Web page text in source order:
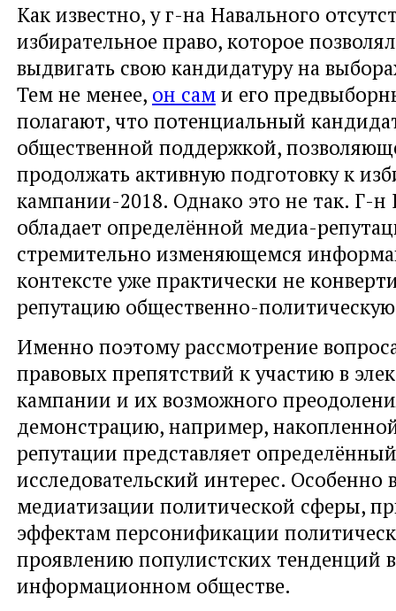
Как известно, у г-на Навального
избирательное право, которое
выдвигать свою кандидатуру на
Тем не менее, он сам и его
полагают, что потенциальный
общественной поддержкой,
продолжать активную подготовку к
кампании-2018. Однако это не так. Г-н
обладает определённой медиа-
стремительно изменяющемся
контексте уже практически не
репутацию общественно-
Именно поэтому рассмотрение
правовых препятствий к участию в
кампании и их возможного
демонстрацию, например,
репутации представляет определённый
исследовательский интерес. Особенно
медиатизации политической сферы,
эффектам персонификации
проявлению популистских тенденций
информационном обществе.